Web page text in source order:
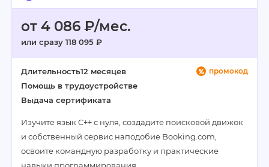
от 4 086 ₽/мес.
или сразу 118 095 ₽
промокод
Длительность12 месяцев
Помощь в трудоустройстве
Выдача сертификата
Изучите язык C++ с нуля, создадите поисковой движок
и собственный сервис наподобие Booking.com,
освоите командную разработку и практические